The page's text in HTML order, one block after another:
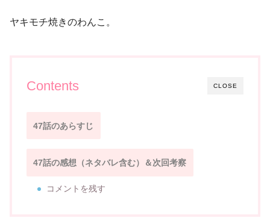
ヤキモチ焼きのわんこ。
CLOSE
Contents
47話のあらすじ
47話の感想（ネタバレ含む）＆次回考察
コメントを残す